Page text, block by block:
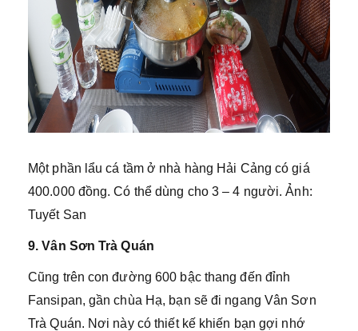
Một phần lẩu cá tầm ở nhà hàng Hải Cảng có giá
400.000 đồng. Có thể dùng cho 3 – 4 người. Ảnh:
Tuyết San
9. Vân Sơn Trà Quán
Cũng trên con đường 600 bậc thang đến đỉnh
Fansipan, gần chùa Hạ, bạn sẽ đi ngang Vân Sơn
Trà Quán. Nơi này có thiết kế khiến bạn gợi nhớ